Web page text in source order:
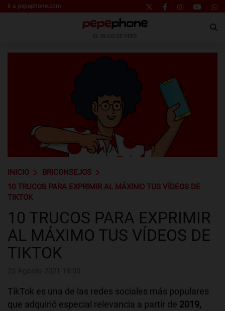
Ir a pepephone.com
INICIO
BRICONSEJOS
10 TRUCOS PARA EXPRIMIR AL MÁXIMO TUS VÍDEOS DE
TIKTOK
10 TRUCOS PARA EXPRIMIR
AL MÁXIMO TUS VÍDEOS DE
TIKTOK
TikTok es una de las redes sociales más populares
que adquirió especial relevancia a partir de 2019,